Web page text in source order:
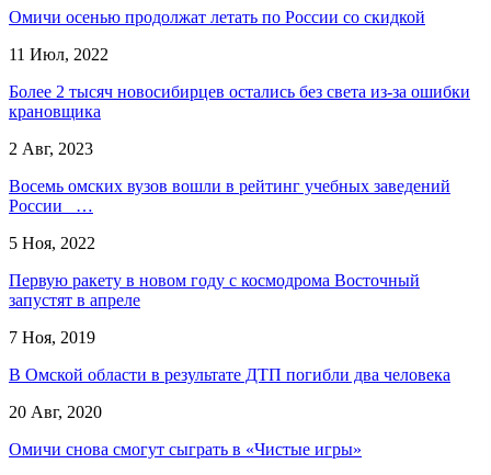
Омичи осенью продолжат летать по России со скидкой
11 Июл, 2022
Более 2 тысяч новосибирцев остались без света из-за ошибки
крановщика
2 Авг, 2023
Восемь омских вузов вошли в рейтинг учебных заведений
России …
5 Ноя, 2022
Первую ракету в новом году с космодрома Восточный
запустят в апреле
7 Ноя, 2019
В Омской области в результате ДТП погибли два человека
20 Авг, 2020
Омичи снова смогут сыграть в «Чистые игры»